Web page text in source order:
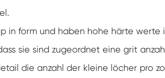
in form und haben hohe härte werte
sie sind zugeordnet eine grit
die anzahl der kleine löcher pro